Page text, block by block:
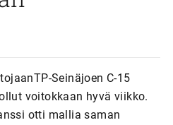
Seinäjoen C-15
voitokkaan hyvä viikko.
otti mallia saman